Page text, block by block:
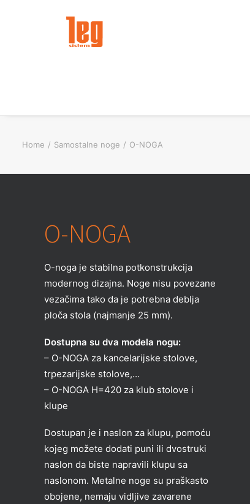
Home Samostalne noge O-NOGA
O-NOGA
O-noga je stabilna potkonstrukcija
modernog dizajna. Noge nisu povezane
vezačima tako da je potrebna deblja
ploča stola (najmanje 25 mm).
Dostupna su dva modela nogu:
– O-NOGA za kancelarijske stolove,
trpezarijske stolove,…
– O-NOGA H=420 za klub stolove i
klupe
Dostupan je i naslon za klupu, pomoću
kojeg možete dodati puni ili dvostruki
naslon da biste napravili klupu sa
naslonom. Metalne noge su praškasto
obojene, nemaju vidljive zavarene